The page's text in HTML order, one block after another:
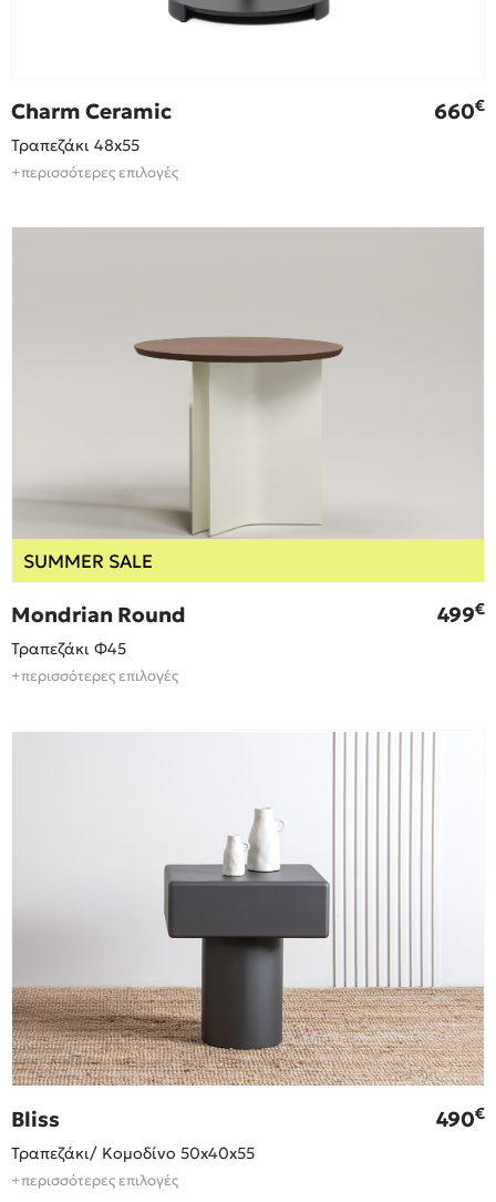
Charm Ceramic 660€
Τραπεζάκι 48x55
+περισσότερες επιλογές
SUMMER SALE
Mondrian Round 499€
Τραπεζάκι Φ45
+περισσότερες επιλογές
Bliss 490€
Τραπεζάκι/ Κομοδίνο 50x40x55
+περισσότερες επιλογές